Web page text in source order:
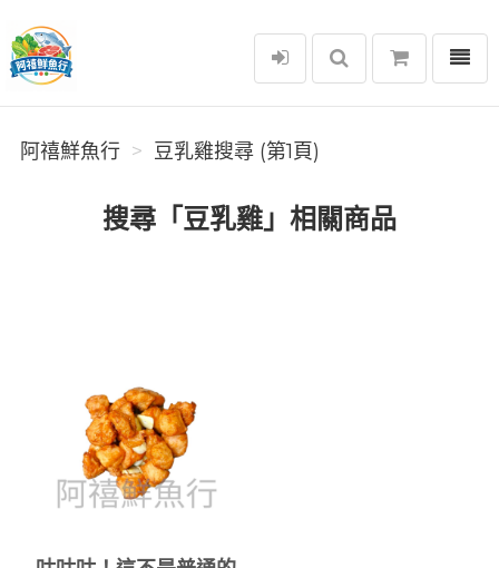
阿禧鮮魚行
選單
阿禧鮮魚行 豆乳雞搜尋 (第1頁)
搜尋「豆乳雞」相關商品